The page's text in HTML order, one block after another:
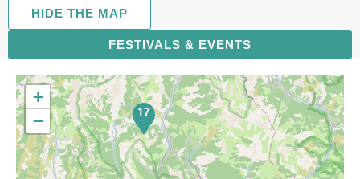
FESTIVALS & EVENTS
HIDE THE MAP
17
71
+
−